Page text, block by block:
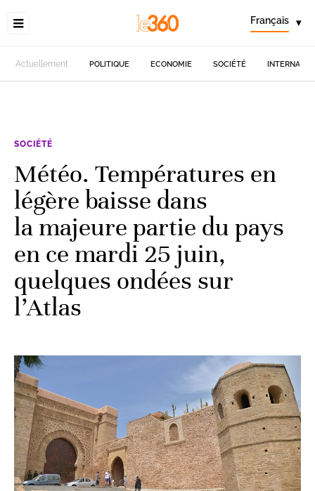
Français ▾
Actuellement POLITIQUE ECONOMIE SOCIÉTÉ
SOCIÉTÉ
Météo. Températures en
légère baisse dans
la majeure partie du pays
en ce mardi 25 juin,
quelques ondées sur
l’Atlas